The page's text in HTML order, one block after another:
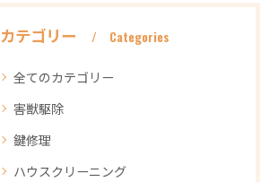
カテゴリー Categories
全てのカテゴリー
害獣駆除
鍵修理
ハウスクリーニング